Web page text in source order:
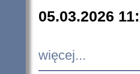
05.03.2026
więcej...